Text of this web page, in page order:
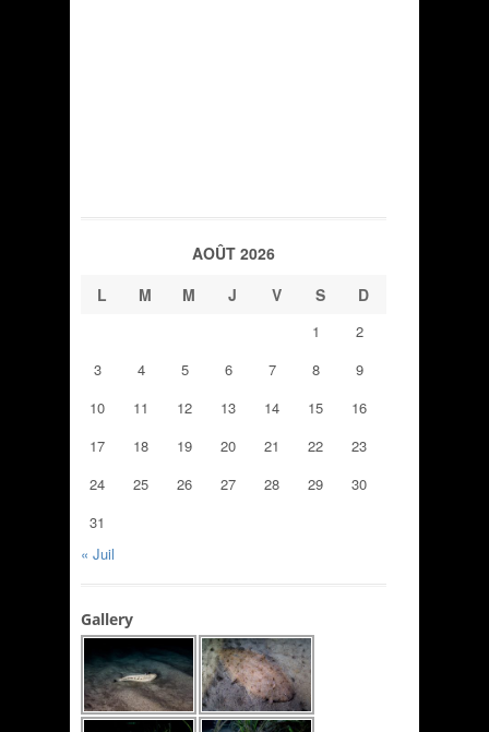
AOÛT 2026
L
M M J V S D
1
2
3
4 5 6 7 8
9
10
11 12 13 14 15
16
17
18 19 20 21 22
23
24
25 26 27 28 29
30
31
« Juil
Gallery